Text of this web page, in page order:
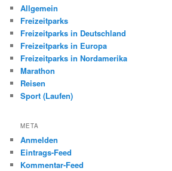
Allgemein
Freizeitparks
Freizeitparks in Deutschland
Freizeitparks in Europa
Freizeitparks in Nordamerika
Marathon
Reisen
Sport (Laufen)
META
Anmelden
Eintrags-Feed
Kommentar-Feed